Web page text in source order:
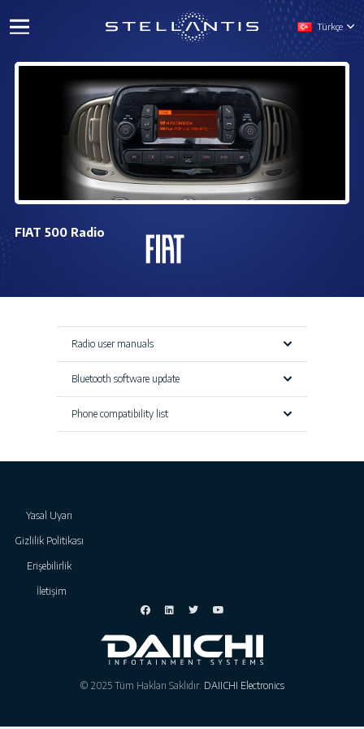
Türkçe
FIAT 500 Radio
Radio user manuals
Bluetooth software update
Phone compatibility list
Yasal Uyarı
Gizlilik Politikası
Erişebilirlik
İletişim
© 2025 Tüm Hakları Saklıdır. DAIICHI Electronics